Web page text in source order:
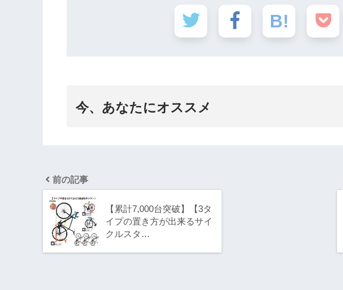
今、あなたにオススメ
前の記事
【累計7,000台突破】【3タ
イプの置き方が出来るサイ
クルスタ…